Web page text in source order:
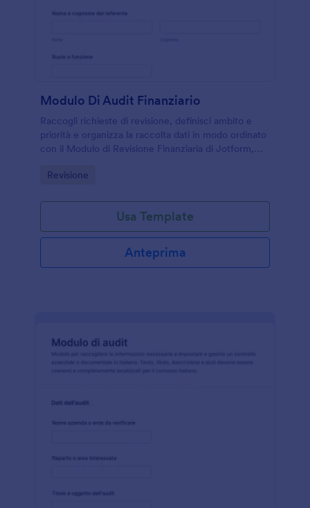
Modulo Di Audit Finanziario
Raccogli richieste di revisione, definisci ambito e
priorità e organizza la raccolta dati in modo ordinato
con il Modulo di Revisione Finanziaria di Jotform,
Go to Category:
Revisione
Usa Template
Anteprima